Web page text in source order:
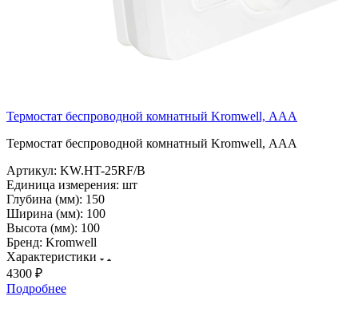
Термостат беспроводной комнатный Kromwell, ААА
Термостат беспроводной комнатный Kromwell, ААА
Артикул: KW.HT-25RF/B
Единица измерения: шт
Глубина (мм): 150
Ширина (мм): 100
Высота (мм): 100
Бренд: Kromwell
Характеристики
4300 ₽
Подробнее